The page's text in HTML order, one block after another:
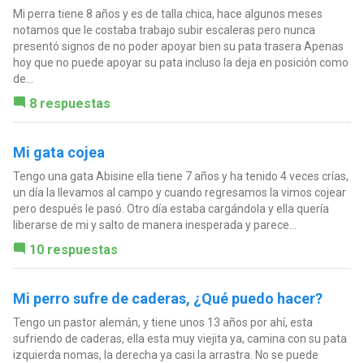
Mi perra tiene 8 años y es de talla chica, hace algunos meses
notamos que le costaba trabajo subir escaleras pero nunca
presentó signos de no poder apoyar bien su pata trasera Apenas
hoy que no puede apoyar su pata incluso la deja en posición como
de...
8 respuestas
Mi gata cojea
Tengo una gata Abisine ella tiene 7 años y ha tenido 4 veces crías,
un día la llevamos al campo y cuando regresamos la vimos cojear
pero después le pasó. Otro día estaba cargándola y ella quería
liberarse de mi y salto de manera inesperada y parece...
10 respuestas
Mi perro sufre de caderas, ¿Qué puedo hacer?
Tengo un pastor alemán, y tiene unos 13 años por ahí, esta
sufriendo de caderas, ella esta muy viejita ya, camina con su pata
izquierda nomas, la derecha ya casi la arrastra. No se puede